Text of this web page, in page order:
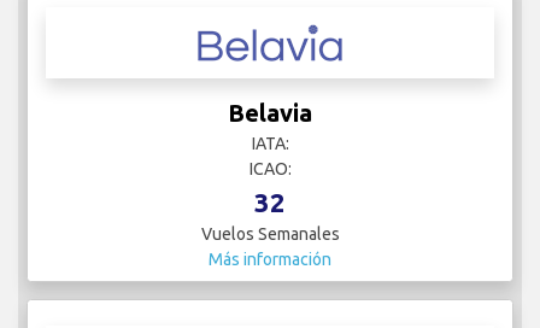
Belavia
IATA:
ICAO:
32
Vuelos Semanales
Más información